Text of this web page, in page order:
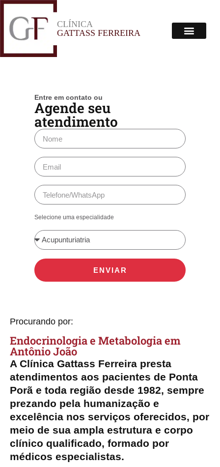
CLÍNICA
GATTASS FERREIRA
Procurando por:
Endocrinologia e Metabologia​ em
Antônio João
A Clínica Gattass Ferreira presta
atendimentos aos pacientes de Ponta
Porã e toda região desde 1982, sempre
prezando pela humanização e
excelência nos serviços oferecidos, por
meio de sua ampla estrutura e corpo
clínico qualificado, formado por
médicos especialistas.
Entre em contato ou
Agende seu
atendimento
Selecione uma especialidade
ENVIAR